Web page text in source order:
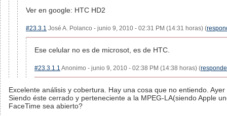
Ver en google: HTC HD2
#23.3.1 José A. Polanco - junio 9, 2010 - 02:31 PM (14:31 horas) (
Ese celular no es de microsot, es de HTC.
#23.3.1.1 Anonimo - junio 9, 2010 - 02:38 PM (14:38 horas) (
Excelente análisis y cobertura. Hay una cosa que no entiendo.
Siendo éste cerrado y perteneciente a la MPEG-LA(siendo Apple
FaceTime sea abierto?